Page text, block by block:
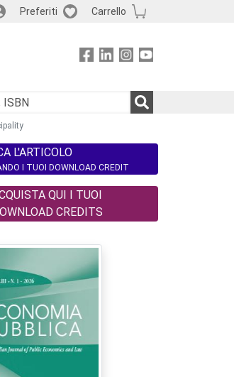
Preferiti Carrello
L'ARTICOLO
I TUOI DOWNLOAD CREDIT
QUI I TUOI
CREDITS